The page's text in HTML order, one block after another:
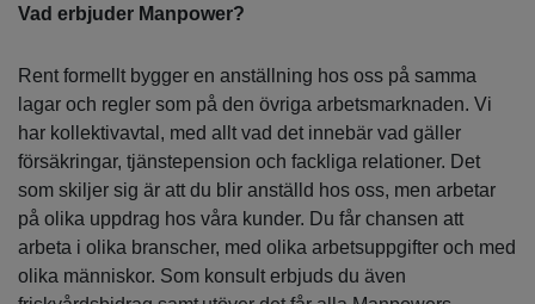
Vad erbjuder Manpower?
Rent formellt bygger en anställning hos oss på samma
lagar och regler som på den övriga arbetsmarknaden. Vi
har kollektivavtal, med allt vad det innebär vad gäller
försäkringar, tjänstepension och fackliga relationer. Det
som skiljer sig är att du blir anställd hos oss, men arbetar
på olika uppdrag hos våra kunder. Du får chansen att
arbeta i olika branscher, med olika arbetsuppgifter och med
olika människor. Som konsult erbjuds du även